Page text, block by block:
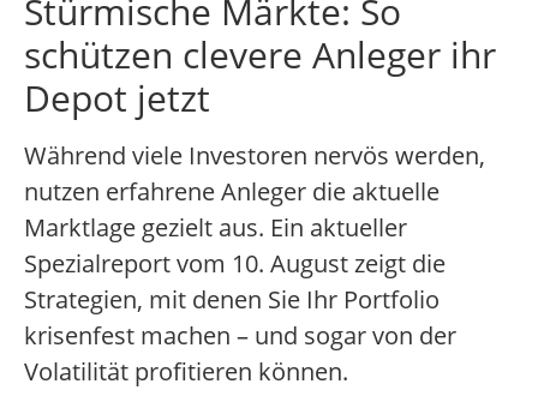
Stürmische Märkte: So
schützen clevere Anleger ihr
Depot jetzt
Während viele Investoren nervös werden,
nutzen erfahrene Anleger die aktuelle
Marktlage gezielt aus. Ein aktueller
Spezialreport vom 10. August zeigt die
Strategien, mit denen Sie Ihr Portfolio
krisenfest machen – und sogar von der
Volatilität profitieren können.